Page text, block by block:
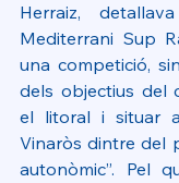
Herraiz,
Mediterrani Sup
una competició,
dels objectius del
el litoral i situar
Vinaròs dintre del
autonòmic”. Pel